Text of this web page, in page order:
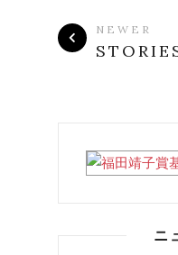
NEWER
ニ